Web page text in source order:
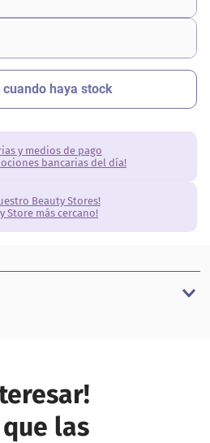
y medios de pago
bancarias del día!
Beauty Stores!
Store más cercano!
las